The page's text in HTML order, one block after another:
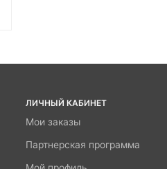
ЛИЧНЫЙ КАБИНЕТ
Мои заказы
Партнерская программа